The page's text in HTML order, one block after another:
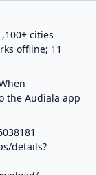
cities
offline; 11
the Audiala app
details?